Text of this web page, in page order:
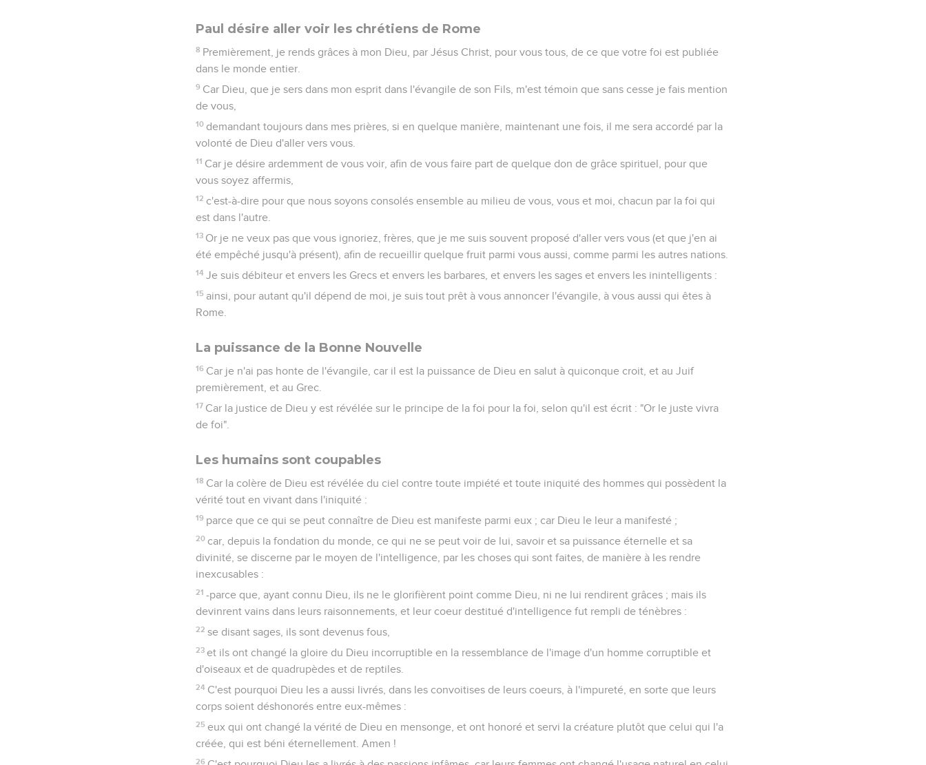
Paul désire aller voir les chrétiens de Rome
8 Premièrement, je rends grâces à mon Dieu, par Jésus Christ, pour vous tous, de ce que votre foi est publiée
dans le monde entier.
9 Car Dieu, que je sers dans mon esprit dans l'évangile de son Fils, m'est témoin que sans cesse je fais mention
de vous,
10 demandant toujours dans mes prières, si en quelque manière, maintenant une fois, il me sera accordé par la
volonté de Dieu d'aller vers vous.
11 Car je désire ardemment de vous voir, afin de vous faire part de quelque don de grâce spirituel, pour que
vous soyez affermis,
12 c'est-à-dire pour que nous soyons consolés ensemble au milieu de vous, vous et moi, chacun par la foi qui
est dans l'autre.
13 Or je ne veux pas que vous ignoriez, frères, que je me suis souvent proposé d'aller vers vous (et que j'en ai
été empêché jusqu'à présent), afin de recueillir quelque fruit parmi vous aussi, comme parmi les autres nations.
14 Je suis débiteur et envers les Grecs et envers les barbares, et envers les sages et envers les inintelligents :
15 ainsi, pour autant qu'il dépend de moi, je suis tout prêt à vous annoncer l'évangile, à vous aussi qui êtes à
Rome.
La puissance de la Bonne Nouvelle
16 Car je n'ai pas honte de l'évangile, car il est la puissance de Dieu en salut à quiconque croit, et au Juif
premièrement, et au Grec.
17 Car la justice de Dieu y est révélée sur le principe de la foi pour la foi, selon qu'il est écrit : "Or le juste vivra
de foi".
Les humains sont coupables
18 Car la colère de Dieu est révélée du ciel contre toute impiété et toute iniquité des hommes qui possèdent la
vérité tout en vivant dans l'iniquité :
19 parce que ce qui se peut connaître de Dieu est manifeste parmi eux ; car Dieu le leur a manifesté ;
20 car, depuis la fondation du monde, ce qui ne se peut voir de lui, savoir et sa puissance éternelle et sa
divinité, se discerne par le moyen de l'intelligence, par les choses qui sont faites, de manière à les rendre
inexcusables :
21 -parce que, ayant connu Dieu, ils ne le glorifièrent point comme Dieu, ni ne lui rendirent grâces ; mais ils
devinrent vains dans leurs raisonnements, et leur coeur destitué d'intelligence fut rempli de ténèbres :
22 se disant sages, ils sont devenus fous,
23 et ils ont changé la gloire du Dieu incorruptible en la ressemblance de l'image d'un homme corruptible et
d'oiseaux et de quadrupèdes et de reptiles.
24 C'est pourquoi Dieu les a aussi livrés, dans les convoitises de leurs coeurs, à l'impureté, en sorte que leurs
corps soient déshonorés entre eux-mêmes :
25 eux qui ont changé la vérité de Dieu en mensonge, et ont honoré et servi la créature plutôt que celui qui l'a
créée, qui est béni éternellement. Amen !
26